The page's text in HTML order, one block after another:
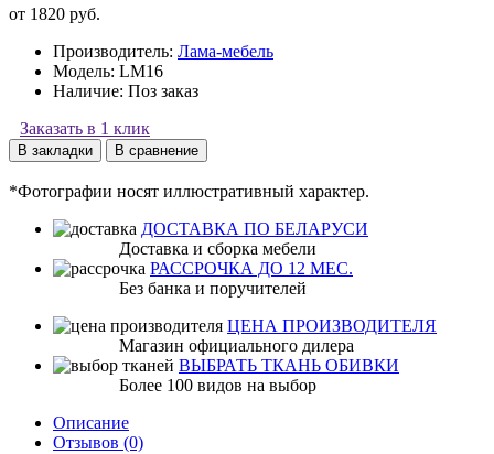
от 1820 руб.
Производитель: Лама-мебель
Модель: LM16
Наличие: Поз заказ
Заказать в 1 клик
В закладки В сравнение
*Фотографии носят иллюстративный характер.
ДОСТАВКА ПО БЕЛАРУСИ
Доставка и сборка мебели
РАССРОЧКА ДО 12 МЕС.
Без банка и поручителей
ЦЕНА ПРОИЗВОДИТЕЛЯ
Магазин официального дилера
ВЫБРАТЬ ТКАНЬ ОБИВКИ
Более 100 видов на выбор
Описание
Отзывов (0)